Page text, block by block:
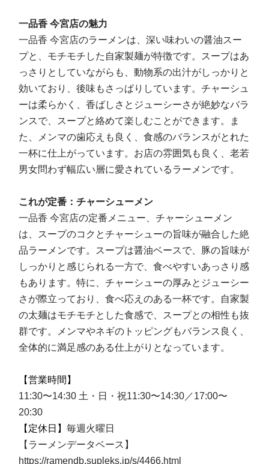
一品香 今宮店の魅力
一品香 今宮店のラーメンは、深い味わいの醤油スー
プと、モチモチした自家製麺が特徴です。スープはあ
っさりとしていながらも、動物系の出汁がしっかりと
効いており、後味もさっぱりしています。チャーシュ
ーは柔らかく、香ばしさとジューシーさが絶妙なバラ
ンスで、スープと絡めて楽しむことができます。ま
た、メンマの歯応えも良く、食感のバランスがとれた
一杯に仕上がっています。お店の雰囲気も良く、老若
男女問わず幅広い層に愛されているラーメンです。
これが定番：チャーシューメン
一品香 今宮店の定番メニュー、チャーシューメン
は、スープのコクとチャーシューの旨味が融合した絶
品ラーメンです。スープは醤油ベースで、豚の旨味が
しっかりと感じられる一方で、食べやすいあっさり感
もあります。特に、チャーシューの厚みとジューシー
さが際立っており、食べ応えのある一杯です。自家製
の太麺はモチモチとした食感で、スープとの相性も抜
群です。メンマやネギのトッピングもバランス良く、
全体的に満足感のある仕上がりとなっています。
【営業時間】
11:30〜14:30 土・日・祝11:30〜14:30／17:00〜
20:30
【定休日】 毎週火曜日
【ラーメンデータベース】
https://ramendb.supleks.jp/s/4466.html